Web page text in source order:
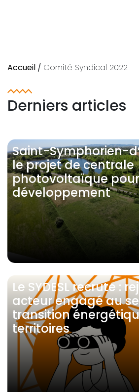
Accueil / Comité Syndical 2022
Derniers articles
Saint-Symphorien-
le projet de centrale
photovoltaïque
développement
Le SYDESL recrute :
acteur engagé au
transition
territoires